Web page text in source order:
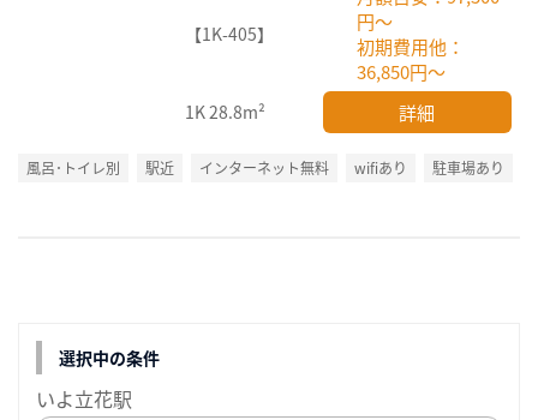
【1K-405】
円～
初期費用他：
36,850円～
1K28.8m² 詳細
風呂･トイレ別 駅近 インターネット無料 wifiあり 駐車場あり
選択中の条件
いよ立花駅